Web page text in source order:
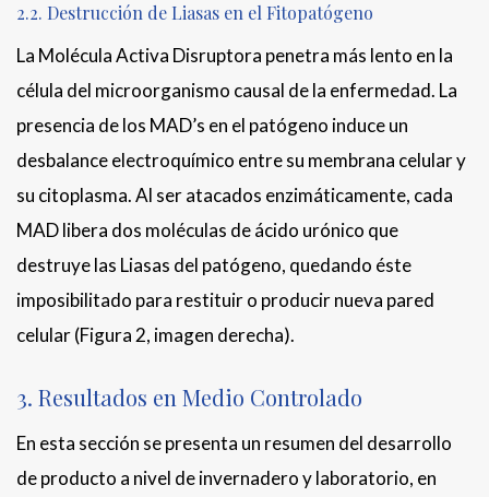
2.2. Destrucción de Liasas en el Fitopatógeno
La Molécula Activa Disruptora penetra más lento en la
célula del microorganismo causal de la enfermedad. La
presencia de los MAD’s en el patógeno induce un
desbalance electroquímico entre su membrana celular y
su citoplasma. Al ser atacados enzimáticamente, cada
MAD libera dos moléculas de ácido urónico que
destruye las Liasas del patógeno, quedando éste
imposibilitado para restituir o producir nueva pared
celular (Figura 2, imagen derecha).
3. Resultados en Medio Controlado
En esta sección se presenta un resumen del desarrollo
de producto a nivel de invernadero y laboratorio, en